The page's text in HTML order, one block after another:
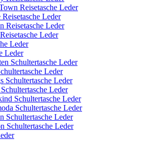
Reisetasche Leder
Reisetasche Leder
Reisetasche Leder
Leder
Leder
Leder
Schultertasche Leder
Leder
Schultertasche Leder
Leder
Schultertasche Leder
Schultertasche Leder
Schultertasche Leder
Schultertasche Leder